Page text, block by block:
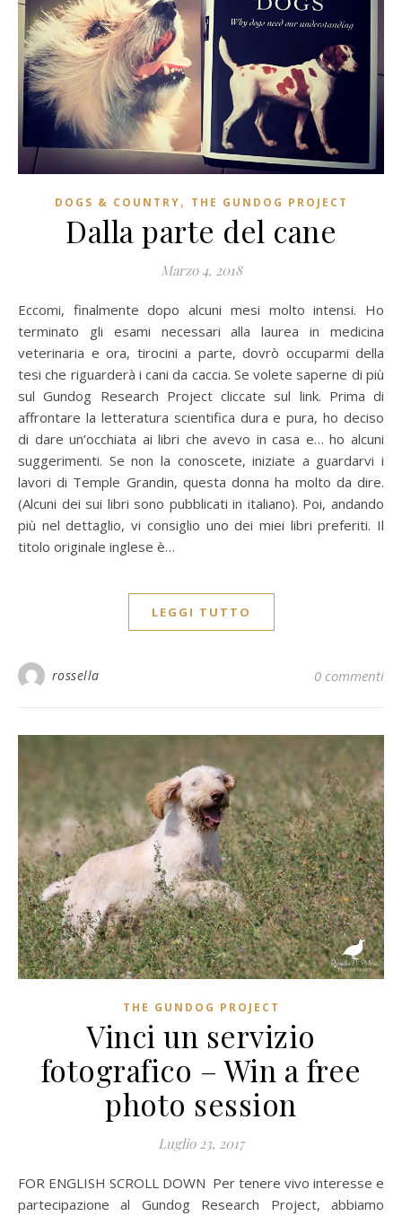
DOGS & COUNTRY, THE GUNDOG PROJECT
Dalla parte del cane
Marzo 4, 2018
Eccomi, finalmente dopo alcuni mesi molto intensi. Ho
terminato gli esami necessari alla laurea in medicina
veterinaria e ora, tirocini a parte, dovrò occuparmi della
tesi che riguarderà i cani da caccia. Se volete saperne di più
sul Gundog Research Project cliccate sul link. Prima di
affrontare la letteratura scientifica dura e pura, ho deciso
di dare un’occhiata ai libri che avevo in casa e… ho alcuni
suggerimenti. Se non la conoscete, iniziate a guardarvi i
lavori di Temple Grandin, questa donna ha molto da dire.
(Alcuni dei sui libri sono pubblicati in italiano). Poi, andando
più nel dettaglio, vi consiglio uno dei miei libri preferiti. Il
titolo originale inglese è…
LEGGI TUTTO
rossella 0 commenti
THE GUNDOG PROJECT
Vinci un servizio
fotografico – Win a free
photo session
Luglio 23, 2017
FOR ENGLISH SCROLL DOWN Per tenere vivo interesse e
partecipazione al Gundog Research Project, abbiamo